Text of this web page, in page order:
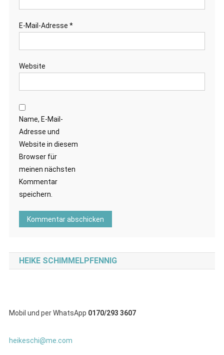
E-Mail-Adresse *
Website
Name, E-Mail-
Adresse und
Website in diesem
Browser für
meinen nächsten
Kommentar
speichern.
HEIKE SCHIMMELPFENNIG
Mobil und per WhatsApp 0170/293 3607
heikeschi@me.com